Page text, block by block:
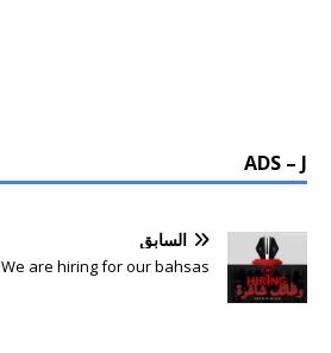
ADS – J
السابق
We are hiring for our bahsas